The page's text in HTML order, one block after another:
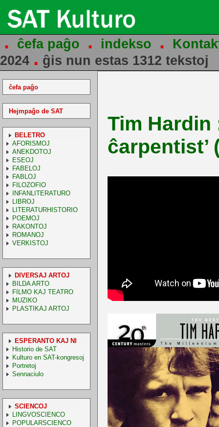
. ĉefa paĝo . indekso .
2024 . ĝis nun estas 1312 tekstoj
ĉefa paĝo
Hejmpaĝo de SAT
BELETRO
AFORISMOJ
ANEKDOTOJ
ESEOJ
FABELOJ
FABLOJ
FILOZOFIO
INFANLITERATURO
LIBROJ
LITERATURHISTORIO
POEMOJ
RAKONTOJ
ROMANOJ
VERKISTOJ
DIVERSAJ ARTOJ
BILDA ARTO
FILMO KAJ TEATRO
MUZIKO
PLASTIKAJ ARTOJ
ESPERANTO KAJ NI
Historio de SAT
Kulturo en SAT-kongresoj
Portretoj
Sennaciulo
SCIENCOJ
LINGVOSCIENCO
POPULARSCIENCO
Tim Hardin
ĉarpentist’